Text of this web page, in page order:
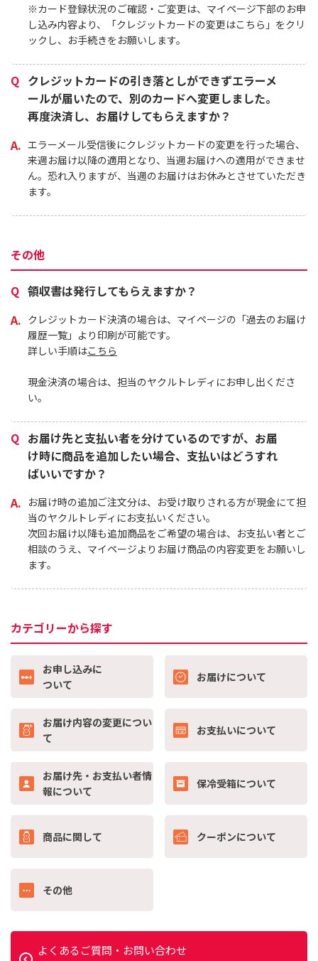
※カード登録状況のご確認・ご変更は、マイページ下部のお申
し込み内容より、「クレジットカードの変更はこちら」をクリ
ックし、お手続きをお願いします。
クレジットカードの引き落としができずエラーメ
ールが届いたので、別のカードへ変更しました。
再度決済し、お届けしてもらえますか？
エラーメール受信後にクレジットカードの変更を行った場合、
来週お届け以降の適用となり、当週お届けへの適用ができませ
ん。恐れ入りますが、当週のお届けはお休みとさせていただき
ます。
その他
領収書は発行してもらえますか？
クレジットカード決済の場合は、マイページの「過去のお届け
履歴一覧」より印刷が可能です。
詳しい手順はこちら
現金決済の場合は、担当のヤクルトレディにお申し出くださ
い。
お届け先と支払い者を分けているのですが、お届
け時に商品を追加したい場合、支払いはどうすれ
ばいいですか？
お届け時の追加ご注文分は、お受け取りされる方が現金にて担
当のヤクルトレディにお支払いください。
次回お届け以降も追加商品をご希望の場合は、お支払い者とご
相談のうえ、マイページよりお届け商品の内容変更をお願いし
ます。
カテゴリーから探す
お申し込みに
ついて
お届けについて
お届け内容の変更につい
て
お支払いについて
お届け先・お支払い者情
報について
保冷受箱について
商品に関して クーポンについて
その他
よくあるご質問・お問い合わせ